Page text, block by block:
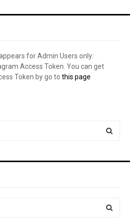
for Admin Users only:
Access Token. You can get
Token by go to this page
R